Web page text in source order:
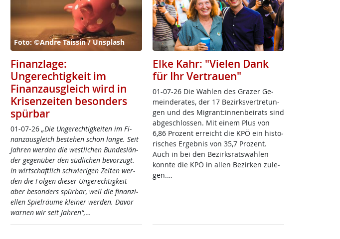
Foto: ©Andre Taissin / Unsplash
Finanzlage:
Ungerechtigkeit im
Finanzausgleich wird in
Krisenzeiten besonders
spürbar
01-07-26 „Die Un­ge­rech­tig­kei­ten im Fi­
nanz­aus­g­leich be­ste­hen schon lan­ge. Seit
Jah­ren wer­den die west­li­chen Bun­des­län­
der ge­gen­über den süd­li­chen be­vor­zugt.
In wirt­schaft­lich schwie­ri­gen Zei­ten wer­
den die Fol­gen die­ser Un­ge­rech­tig­keit
aber be­son­ders spür­bar, weil die fi­nan­zi­
el­len Spiel­räu­me klei­ner wer­den. Da­vor
war­nen wir seit Jah­ren“,…
Elke Kahr: "Vielen Dank
für Ihr Vertrauen"
01-07-26 Die Wah­len des Gra­zer Ge­
mein­de­ra­tes, der 17 Be­zirks­ver­t­re­tun­
gen und des Mi­grant:in­nen­bei­rats sind
ab­ge­sch­los­sen. Mit ei­nem Plus von
6,86 Pro­zent er­reicht die KPÖ ein his­to­
ri­sches Er­geb­nis von 35,7 Pro­zent.
Auch in bei den Be­zirks­rats­wah­len
konn­te die KPÖ in al­len Be­zir­ken zu­le­
gen.…